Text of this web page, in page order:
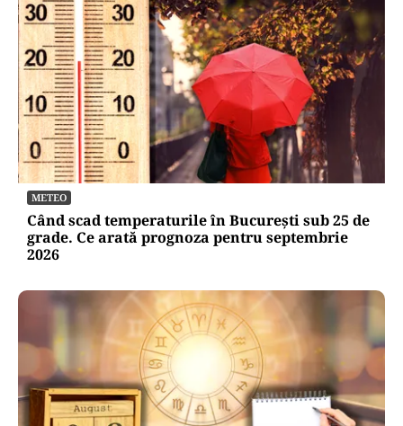
METEO
Când scad temperaturile în București sub 25 de
grade. Ce arată prognoza pentru septembrie
2026